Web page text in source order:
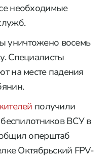
необходимые
восемь
Специалисты
на месте падения
получили
беспилотников ВСУ в
оперштаб
Октябрьский FPV-